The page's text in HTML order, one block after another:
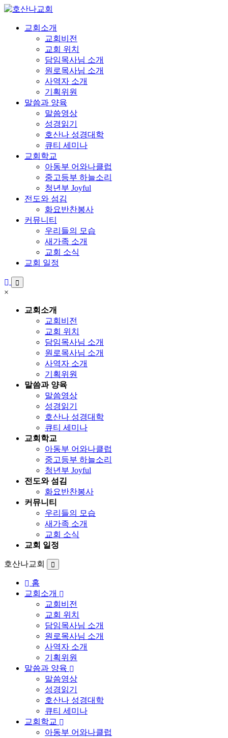
교회소개
교회비전
교회 위치
담임목사님 소개
원로목사님 소개
사역자 소개
기획위원
말씀과 양육
말씀영상
성경읽기
호산나 성경대학
큐티 세미나
교회학교
아동부 어와나클럽
중고등부 하늘소리
청년부 Joyful
전도와 섬김
화요반찬봉사
커뮤니티
우리들의 모습
새가족 소개
교회 소식
교회 일정
×
교회소개
교회비전
교회 위치
담임목사님 소개
원로목사님 소개
사역자 소개
기획위원
말씀과 양육
말씀영상
성경읽기
호산나 성경대학
큐티 세미나
교회학교
아동부 어와나클럽
중고등부 하늘소리
청년부 Joyful
전도와 섬김
화요반찬봉사
커뮤니티
우리들의 모습
새가족 소개
교회 소식
교회 일정
호산나교회
홈
교회소개
교회비전
교회 위치
담임목사님 소개
원로목사님 소개
사역자 소개
기획위원
말씀과 양육
말씀영상
성경읽기
호산나 성경대학
큐티 세미나
교회학교
아동부 어와나클럽